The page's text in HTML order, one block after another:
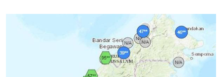
(Lynas) sebagai...